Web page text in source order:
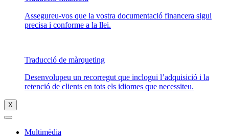
Assegureu-vos que la vostra documentació financera sigui
precisa i conforme a la llei.
Traducció de màrqueting
Desenvolupeu un recorregut que inclogui l’adquisició i la
retenció de clients en tots els idiomes que necessiteu.
X
Multimèdia